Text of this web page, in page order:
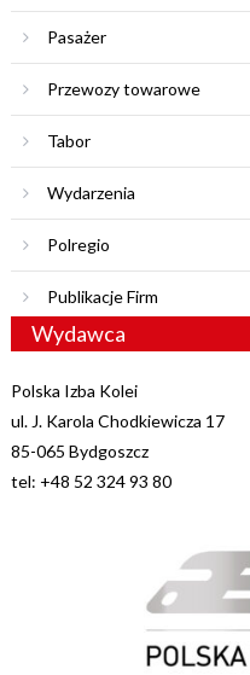
Pasażer
Przewozy towarowe
Tabor
Wydarzenia
Polregio
Publikacje Firm
Wydawca
Polska Izba Kolei
ul. J. Karola Chodkiewicza 17
85-065 Bydgoszcz
tel: +48 52 324 93 80